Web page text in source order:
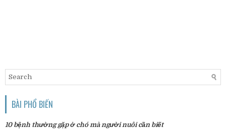
BÀI PHỔ BIẾN
10 bệnh thường gặp ở chó mà người nuôi cần biết